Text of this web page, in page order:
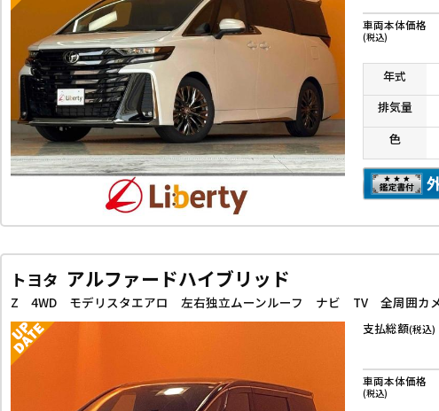
車両本体価格
(税込)
年式
排気量
色
トヨタ アルファードハイブリッド
支払総額(税込)
車両本体価格
(税込)